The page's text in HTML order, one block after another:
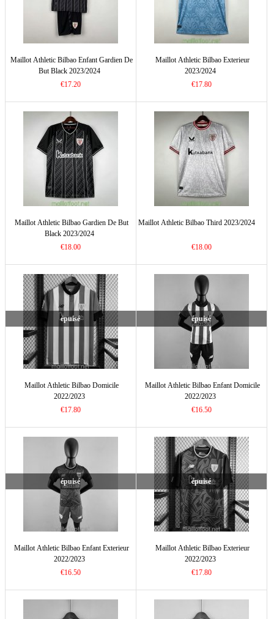
Maillot Athletic Bilbao Enfant Gardien De
But Black 2023/2024
€17.20
Maillot Athletic Bilbao Exterieur
2023/2024
€17.80
Maillot Athletic Bilbao Gardien De But
Black 2023/2024
€18.00
Maillot Athletic Bilbao Third 2023/2024
€18.00
épuisé
Maillot Athletic Bilbao Domicile
2022/2023
€17.80
épuisé
Maillot Athletic Bilbao Enfant Domicile
2022/2023
€16.50
épuisé
Maillot Athletic Bilbao Enfant Exterieur
2022/2023
€16.50
épuisé
Maillot Athletic Bilbao Exterieur
2022/2023
€17.80